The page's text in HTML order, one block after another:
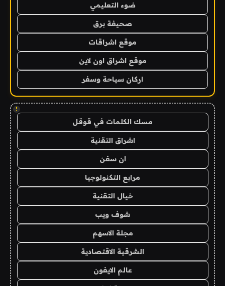
ضوء التعليمي
صحيفة برق
موقع اشراقات
موقع اشراق اون لاين
اركان سياحة وسفر
!
مسك الكلمات في قوقل
اشراق التقنية
ان سفن
مرابع التكنولوجيا
خيال التقنية
شوف ويب
مجلة الاسهم
الشرقية الاقتصادية
عالم الايفون